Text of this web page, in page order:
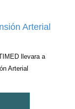
Arterial
llevara a
Arterial